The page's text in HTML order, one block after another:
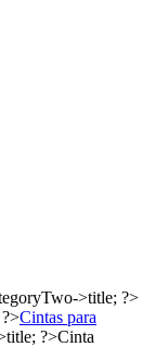
Cintas para
Cinta